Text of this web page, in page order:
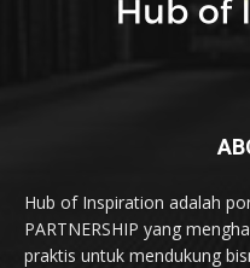
Hub of Inspiration adalah
PARTNERSHIP yang
praktis untuk mendukung